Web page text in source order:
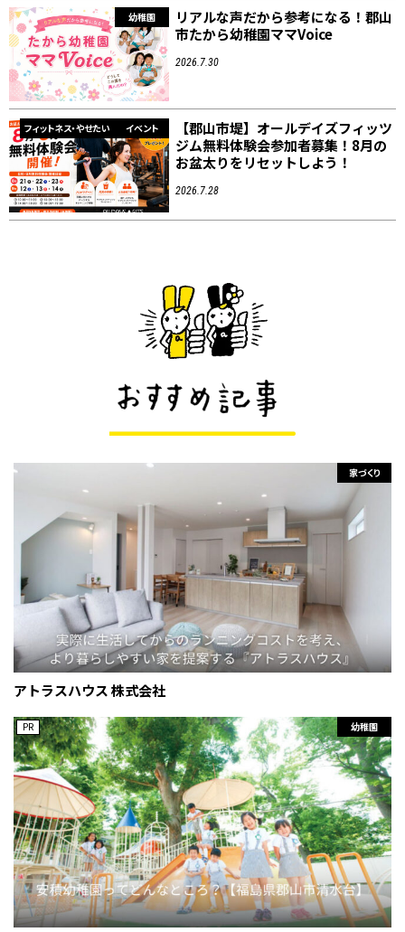
幼稚園
リアルな声だから参考になる！郡山
市たから幼稚園ママVoice
2026.7.30
フィットネス・やせたい イベント
【郡山市堤】オールデイズフィッツ
ジム無料体験会参加者募集！8月の
お盆太りをリセットしよう！
2026.7.28
家づくり
アトラスハウス 株式会社
幼稚園
PR